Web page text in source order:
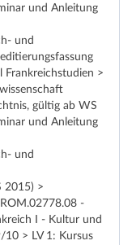
und Anleitung
und
>
gültig ab WS
und Anleitung
und
2015) >
-
I - Kultur und
10 > LV 1: Kursus